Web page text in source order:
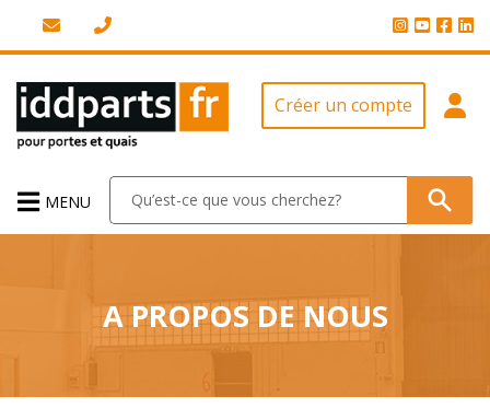
Créer un compte
MENU
A PROPOS DE NOUS